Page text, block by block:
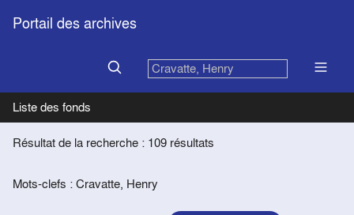
Portail des archives
Liste des fonds
Résultat de la recherche : 109 résultats
Mots-clefs : Cravatte, Henry